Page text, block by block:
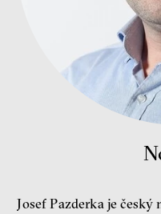
Josef Pazderka je